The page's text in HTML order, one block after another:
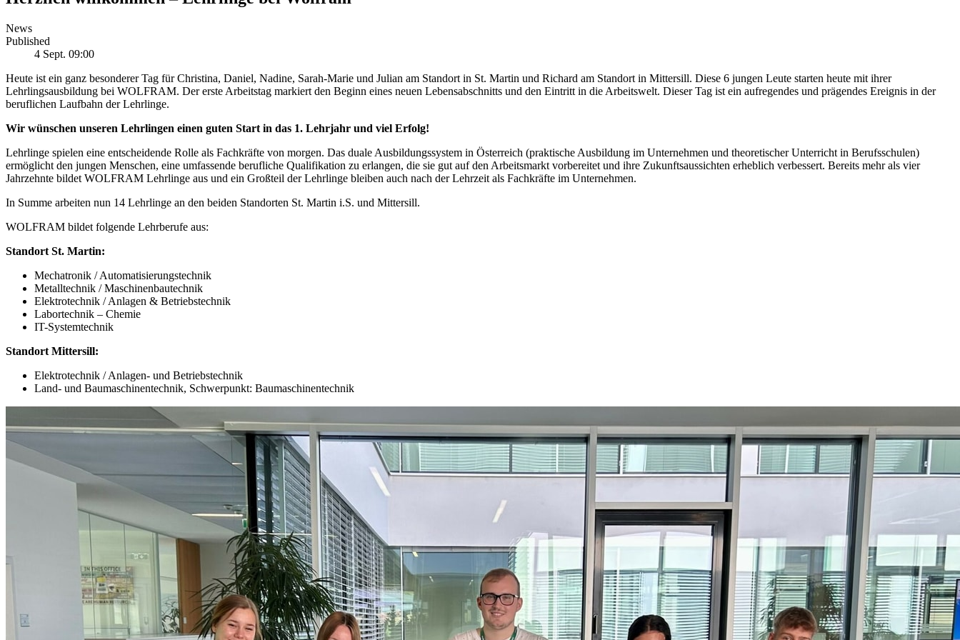
News
Published
4 Sept. 09:00
Heute ist ein ganz besonderer Tag für Christina, Daniel, Nadine, Sarah-Marie und Julian am Standort in St. Martin und Richard am Standort in Mittersill. Diese 6 jungen Leute starten heute mit ihrer
Lehrlingsausbildung bei WOLFRAM. Der erste Arbeitstag markiert den Beginn eines neuen Lebensabschnitts und den Eintritt in die Arbeitswelt. Dieser Tag ist ein aufregendes und prägendes Ereignis in der
beruflichen Laufbahn der Lehrlinge.
Wir wünschen unseren Lehrlingen einen guten Start in das 1. Lehrjahr und viel Erfolg!
Lehrlinge spielen eine entscheidende Rolle als Fachkräfte von morgen. Das duale Ausbildungssystem in Österreich (praktische Ausbildung im Unternehmen und theoretischer Unterricht in Berufsschulen)
ermöglicht den jungen Menschen, eine umfassende berufliche Qualifikation zu erlangen, die sie gut auf den Arbeitsmarkt vorbereitet und ihre Zukunftsaussichten erheblich verbessert. Bereits mehr als vier
Jahrzehnte bildet WOLFRAM Lehrlinge aus und ein Großteil der Lehrlinge bleiben auch nach der Lehrzeit als Fachkräfte im Unternehmen.
In Summe arbeiten nun 14 Lehrlinge an den beiden Standorten St. Martin i.S. und Mittersill.
WOLFRAM bildet folgende Lehrberufe aus:
Standort St. Martin:
Mechatronik / Automatisierungstechnik
Metalltechnik / Maschinenbautechnik
Elektrotechnik / Anlagen & Betriebstechnik
Labortechnik – Chemie
IT-Systemtechnik
Standort Mittersill:
Elektrotechnik / Anlagen- und Betriebstechnik
Land- und Baumaschinentechnik, Schwerpunkt: Baumaschinentechnik